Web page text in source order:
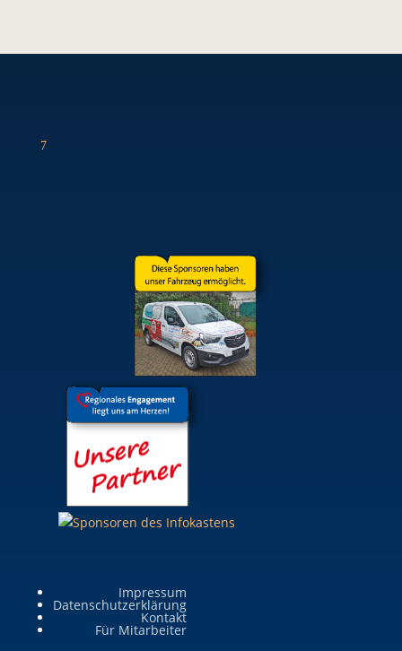
7
Impressum
Datenschutzerklärung
Kontakt
Für Mitarbeiter